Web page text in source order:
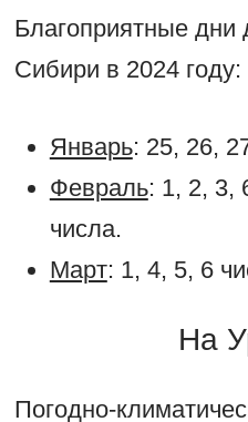
Благоприятные дни
Сибири в 2024 году:
Январь: 25, 26,
Февраль: 1, 2, 3,
числа.
Март: 1, 4, 5, 6
На
Погодно-